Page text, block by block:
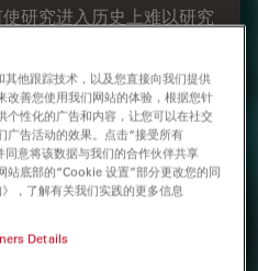
研究进入历史上难以研究
胶质细胞表型及其对大脑
胞之间相互作用的技术
他跟踪技术，以及您直接向我们提供
改善您使用我们网站的体验，根据您针
个性化的广告和内容，让您可以在社交
广告活动的效果。点击“接受所有
意将该数据与我们的合作伙伴共享
站底部的“Cookie 设置”部分更改您的同
，了解有关我们实践的更多信息
Details